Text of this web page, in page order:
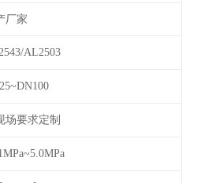
厂家
AL2503
场要求定制